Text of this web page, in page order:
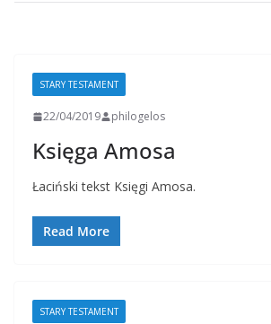
STARY TESTAMENT
22/04/2019 philogelos
Księga Amosa
Łaciński tekst Księgi Amosa.
Read More
STARY TESTAMENT